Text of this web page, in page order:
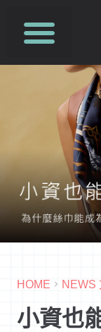
HOME NEWS
小資也